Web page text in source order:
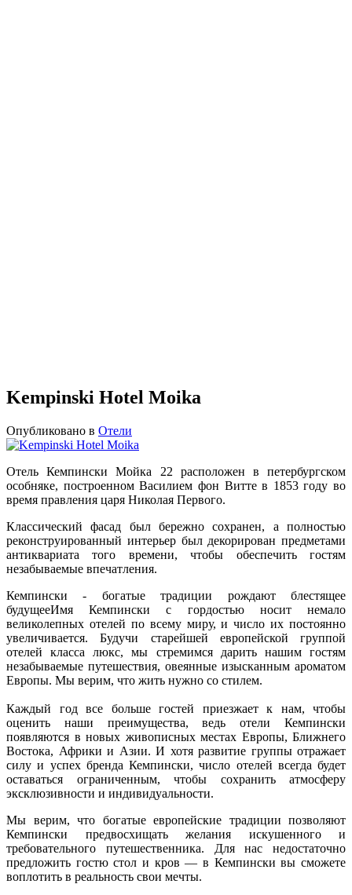
Kempinski Hotel Moika
Опубликовано в Отели
Отель Кемпински Мойка 22 расположен в петербургском
особняке, построенном Василием фон Витте в 1853 году во
время правления царя Николая Первого.
Классический фасад был бережно сохранен, а полностью
реконструированный интерьер был декорирован предметами
антиквариата того времени, чтобы обеспечить гостям
незабываемые впечатления.
Кемпински - богатые традиции рождают блестящее
будущееИмя Кемпински с гордостью носит немало
великолепных отелей по всему миру, и число их постоянно
увеличивается. Будучи старейшей европейской группой
отелей класса люкс, мы стремимся дарить нашим гостям
незабываемые путешествия, овеянные изысканным ароматом
Европы. Мы верим, что жить нужно со стилем.
Каждый год все больше гостей приезжает к нам, чтобы
оценить наши преимущества, ведь отели Кемпински
появляются в новых живописных местах Европы, Ближнего
Востока, Африки и Азии. И хотя развитие группы отражает
силу и успех бренда Кемпински, число отелей всегда будет
оставаться ограниченным, чтобы сохранить атмосферу
эксклюзивности и индивидуальности.
Мы верим, что богатые европейские традиции позволяют
Кемпински предвосхищать желания искушенного и
требовательного путешественника. Для нас недостаточно
предложить гостю стол и кров — в Кемпински вы сможете
воплотить в реальность свои мечты.